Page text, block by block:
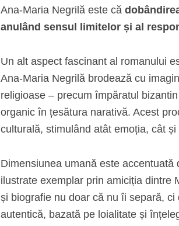
Ana-Maria Negrilă este că
anulând sensul limitelor și al
Un alt aspect fascinant al romanului
Ana-Maria Negrilă brodează cu
religioase – precum împăratul
organic în țesătura narativă. Acest
culturală, stimulând atât emoția, cât
Dimensiunea umană este accentuată
ilustrate exemplar prin amiciția dintre
și biografie nu doar că nu îi separă,
autentică, bazată pe loialitate și